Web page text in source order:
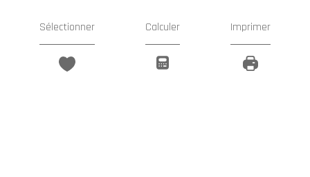
Sélectionner Calculer Imprimer